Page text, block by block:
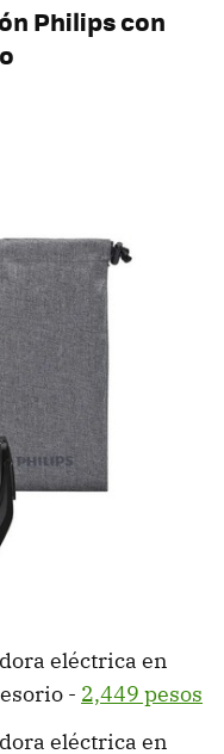
Philips con
eléctrica en
- 2,449 pesos
eléctrica en